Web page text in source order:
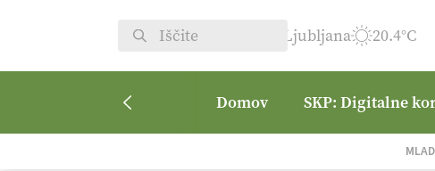
Ljubljana 20.4°C
Domov SKP: Digitalne
09:09 Pomagajmo